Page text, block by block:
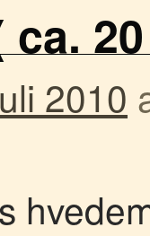
2010